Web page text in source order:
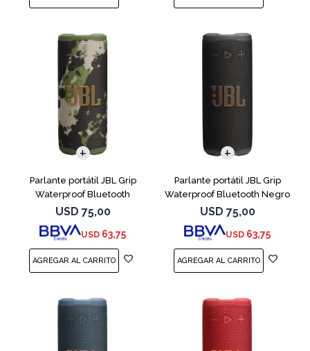
Parlante portátil JBL Grip
Waterproof Bluetooth
Camuflado
USD 75,00
USD 63,75
Parlante portátil JBL Grip
Waterproof Bluetooth Negro
USD 75,00
USD 63,75